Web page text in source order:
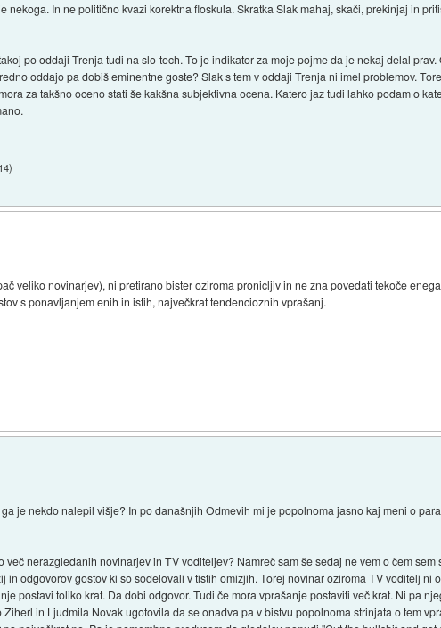
In ne politično kvazi korektna floskula. Skratka Slak mahaj, skači, prekinjaj in
po oddaji Trenja tudi na slo-tech. To je indikator za moje pojme da je nekaj delal
oddajo pa dobiš eminentne goste? Slak s tem v oddaji Trenja ni imel problemov.
za takšno oceno stati še kakšna subjektivna ocena. Katero jaz tudi lahko podam o
)
veliko novinarjev), ni pretirano bister oziroma pronicljiv in ne zna povedati tekoče
s ponavljanjem enih in istih, največkrat tendencioznih vprašanj.
je nekdo nalepil višje? In po današnjih Odmevih mi je popolnoma jasno kaj meni o
nerazgledanih novinarjev in TV voditeljev? Namreč sam še sedaj ne vem o čem
in odgovorov gostov ki so sodelovali v tistih omizjih. Torej novinar oziroma TV voditelj ni
postavi toliko krat. Da dobi odgovor. Tudi če mora vprašanje postaviti več krat. Ni pa
in Ljudmila Novak ugotovila da se onadva pa v bistvu popolnoma strinjata o tem